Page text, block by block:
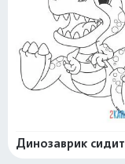
Динозаврик сидит